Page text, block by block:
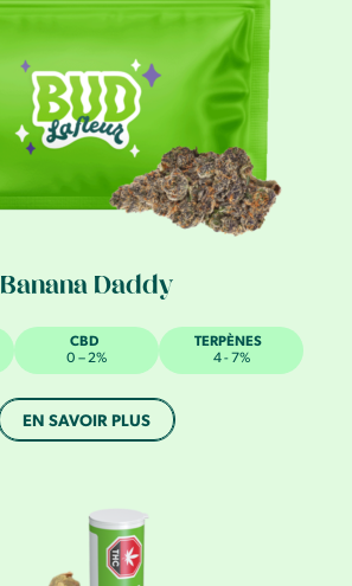
Banana Daddy
CBD
0 – 2%
TERPÈNES
4 - 7%
EN SAVOIR PLUS